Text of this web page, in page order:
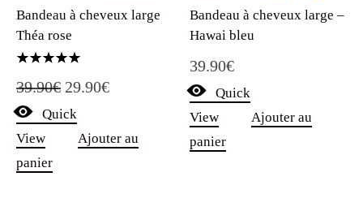
Bandeau à cheveux large
Théa rose
5.00
39.90€ Le
prix
initial
29.90€Le
actuel
Quick
View
Ajouter au
panier
Bandeau à cheveux large –
Hawai bleu
39.90€
Quick
View
Ajouter au
panier